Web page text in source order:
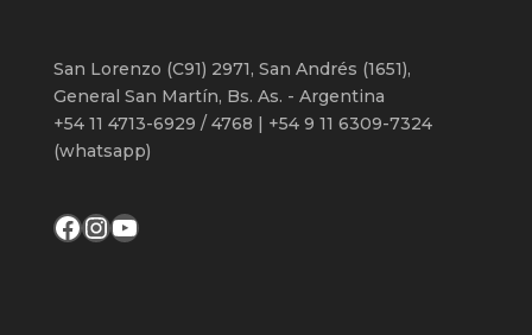
San Lorenzo (C91) 2971, San Andrés (1651),
General San Martín, Bs. As. - Argentina
+54 11 4713-6929 / 4768 | +54 9 11 6309-7324
(whatsapp)
Facebook
Instagram
YouTube